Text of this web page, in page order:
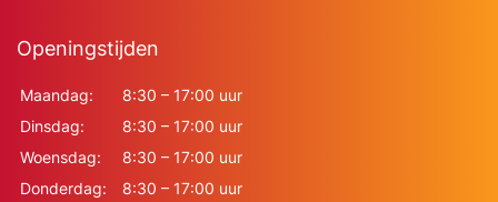
Openingstijden
Maandag:
8:30 – 17:00 uur
Dinsdag:
8:30 – 17:00 uur
Woensdag:
8:30 – 17:00 uur
Donderdag:
8:30 – 17:00 uur